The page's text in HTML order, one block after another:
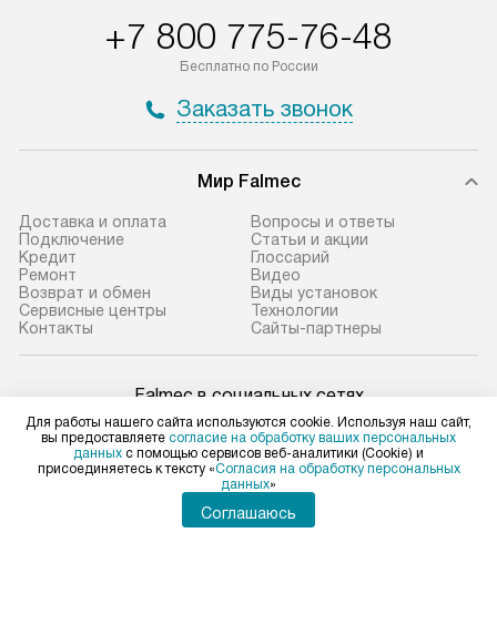
+7 800 775-76-48
Бесплатно по России
Заказать звонок
Мир Falmec
Доставка и оплата
Подключение
Кредит
Ремонт
Возврат и обмен
Сервисные центры
Контакты
Вопросы и ответы
Статьи и акции
Глоссарий
Видео
Виды установок
Технологии
Сайты-партнеры
Falmec в социальных сетях
Для физических лиц
shop@falmec-home.ru
Для юридических лиц
Для работы нашего сайта используются cookie. Используя наш сайт,
вы предоставляете согласие на обработку ваших персональных
данных с помощью сервисов веб-аналитики (Cookie) и
присоединяетесь к тексту «Согласия на обработку персональных
данных»
Соглашаюсь